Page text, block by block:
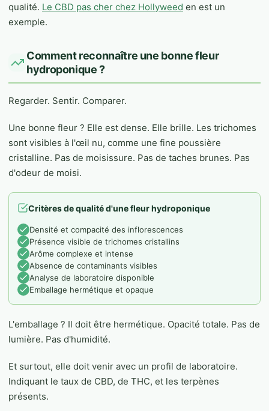
qualité. Le CBD pas cher chez Hollyweed en est un
exemple.
Comment reconnaître une bonne fleur
hydroponique ?
Regarder. Sentir. Comparer.
Une bonne fleur ? Elle est dense. Elle brille. Les trichomes
sont visibles à l'œil nu, comme une fine poussière
cristalline. Pas de moisissure. Pas de taches brunes. Pas
d'odeur de moisi.
Critères de qualité d'une fleur hydroponique
Densité et compacité des inflorescences
Présence visible de trichomes cristallins
Arôme complexe et intense
Absence de contaminants visibles
Analyse de laboratoire disponible
Emballage hermétique et opaque
L'emballage ? Il doit être hermétique. Opacité totale. Pas de
lumière. Pas d'humidité.
Et surtout, elle doit venir avec un profil de laboratoire.
Indiquant le taux de CBD, de THC, et les terpènes
présents.